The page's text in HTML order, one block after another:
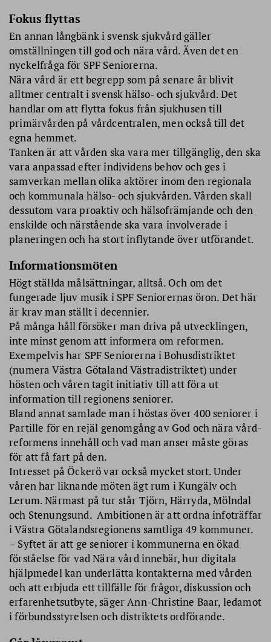
Fokus flyttas
En annan långbänk i svensk sjukvård gäller
omställningen till god och nära vård. Även det en
nyckelfråga för SPF Seniorerna.
Nära vård är ett begrepp som på senare år blivit
alltmer centralt i svensk hälso- och sjukvård. Det
handlar om att flytta fokus från sjukhusen till
primärvården på vårdcentralen, men också till det
egna hemmet.
Tanken är att vården ska vara mer tillgänglig, den ska
vara anpassad efter individens behov och ges i
samverkan mellan olika aktörer inom den regionala
och kommunala hälso- och sjukvår­den. Vården skall
dessutom vara proaktiv och hälsofrämjande och den
enskilde och närstående ska vara involverade i
planeringen och ha stort inflytande över utförandet.
Informationsmöten
Högt ställda målsättningar, alltså. Och om det
fungerade ljuv musik i SPF Seniorernas öron. Det här
är krav man ställt i decennier.
På många håll försöker man driva på utvecklingen,
inte minst genom att informera om reformen.
Exempelvis har SPF Seniorerna i Bohusdistriktet
(numera Västra Götaland Västradistriktet) under
hösten och våren tagit initiativ till att föra ut
information till regionens seniorer.
Bland annat samlade man i höstas över 400 seniorer i
Partille för en rejäl genomgång av God och nära vård-
reformens innehåll och vad man anser måste göras
för att få fart på den.
Intresset på Öckerö var också mycket stort. Under
våren har liknande möten ägt rum i Kungälv och
Lerum. Närmast på tur står Tjörn, Härryda, Mölndal
och Stenungsund. Ambitionen är att ordna infoträffar
i Västra Götalandsregionens samtliga 49 kommuner.
– Syftet är att ge seniorer i kommunerna en ökad
förståelse för vad Nära vård innebär, hur digitala
hjälpmedel kan underlätta kontakterna med vården
och att erbjuda ett tillfälle för frågor, diskussion och
erfarenhetsutbyte, säger Ann-Christine Baar, ledamot
i förbundsstyrelsen och distriktets ordförande.